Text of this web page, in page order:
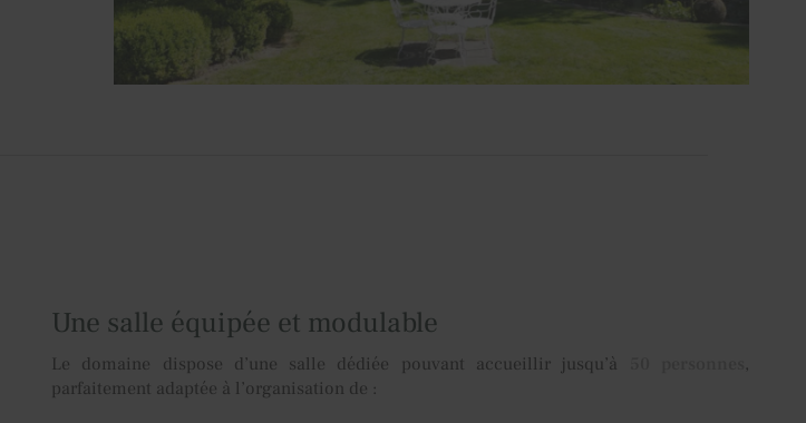
Une salle équipée et modulable​​​​​​
Le domaine dispose d’une salle dédiée pouvant accueillir jusqu’à
,
parfaitement adaptée à l’organisation de :